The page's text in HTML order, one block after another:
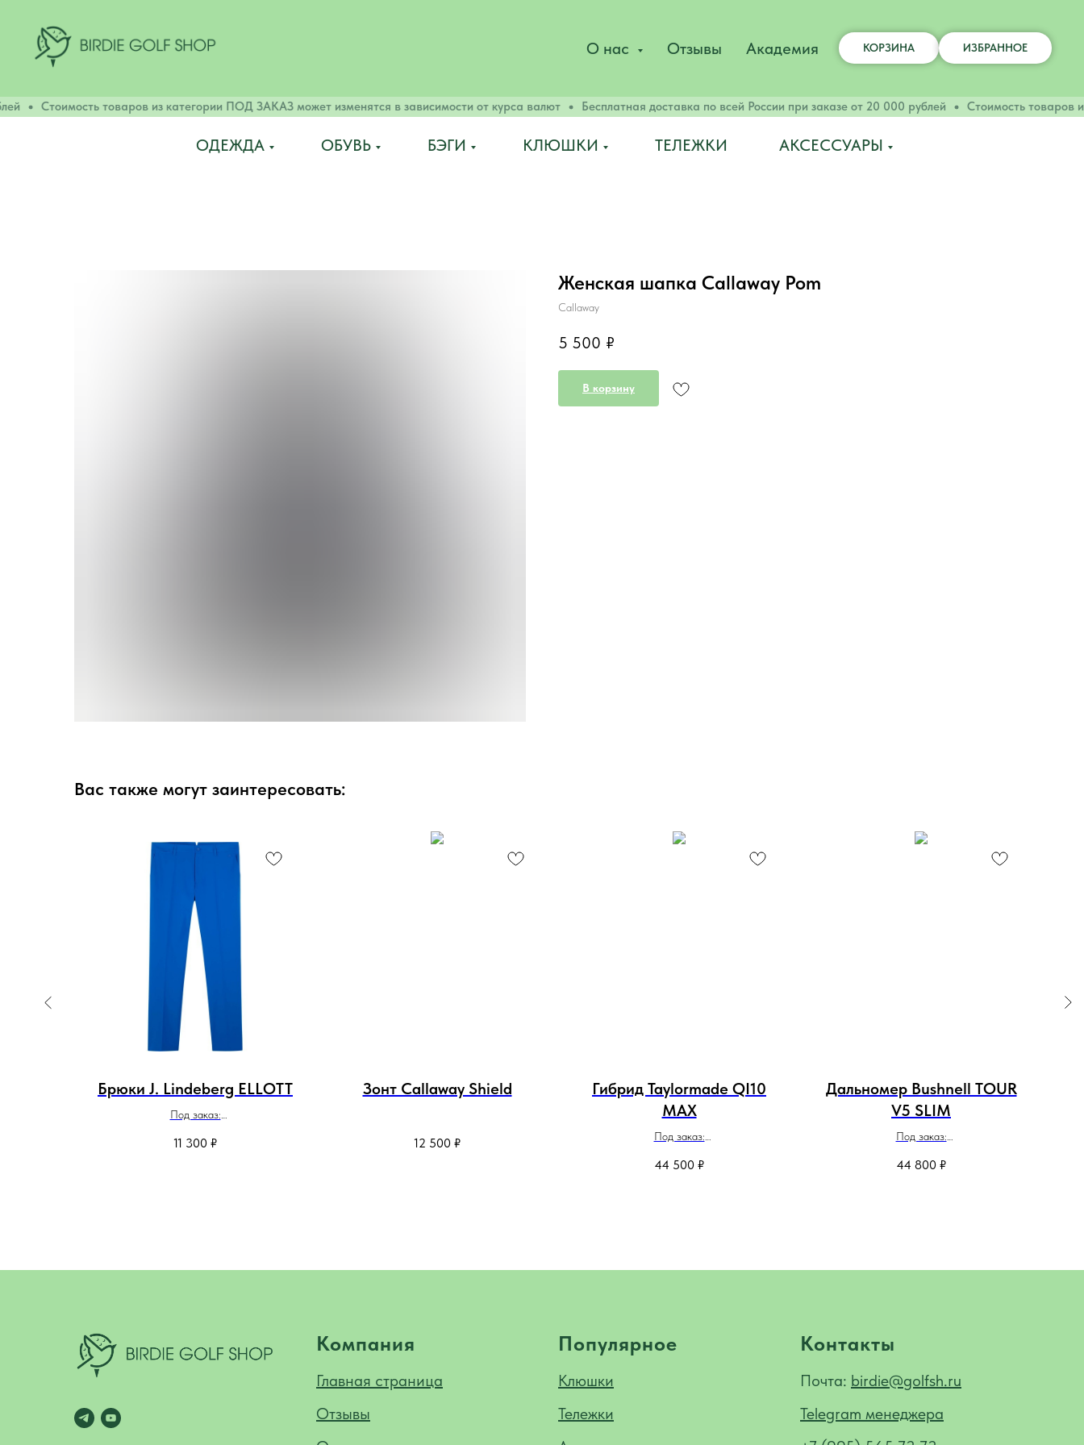
О нас Отзывы Академия КОРЗИНА ИЗБРАННОЕ
Стоимость товаров из категории ПОД ЗАКАЗ может изменятся в зависимости от курса валют Бесплатная доставка по всей России при заказе от 20 000 рублей Стоимость товаров
ОДЕЖДА ОБУВЬ БЭГИ КЛЮШКИ ТЕЛЕЖКИ АКСЕССУАРЫ
Женская шапка Callaway Pom
Сallaway
5 500 ₽
В корзину
Вас также могут заинтересовать:
Брюки J. Lindeberg ELLOTT
Под заказ:
Доставка в другие города - 4 недели
11 300 ₽
Зонт Callaway Shield
12 500 ₽
Гибрид Taylormade QI10
MAX
Под заказ:
Доставка в другие города - 5 недель
44 500 ₽
Дальномер Bushnell TOUR
V5 SLIM
Под заказ:
Доставка в другие города - 4 недели
44 800 ₽
Компания
Главная страница
Отзывы
Популярное
Клюшки
Тележки
Контакты
Почта: birdie@golfsh.ru
Telegram менеджера